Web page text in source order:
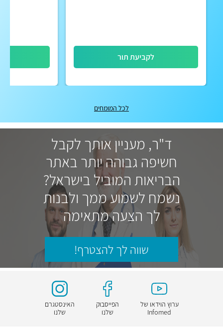
לקביעת תור
לכל המומחים
ד"ר, מעניין אותך לקבל
חשיפה גבוהה יותר באתר
הבריאות המוביל בישראל?
נשמח לשמוע ממך ולבנות
לך הצעה מתאימה
שווה לך להצטרף!
ערוץ הוידאו של
Infomed
הפייסבוק
שלנו
האינסטגרם
שלנו